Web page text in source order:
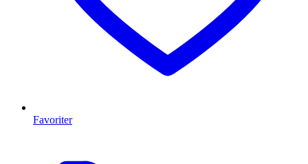
Favoriter